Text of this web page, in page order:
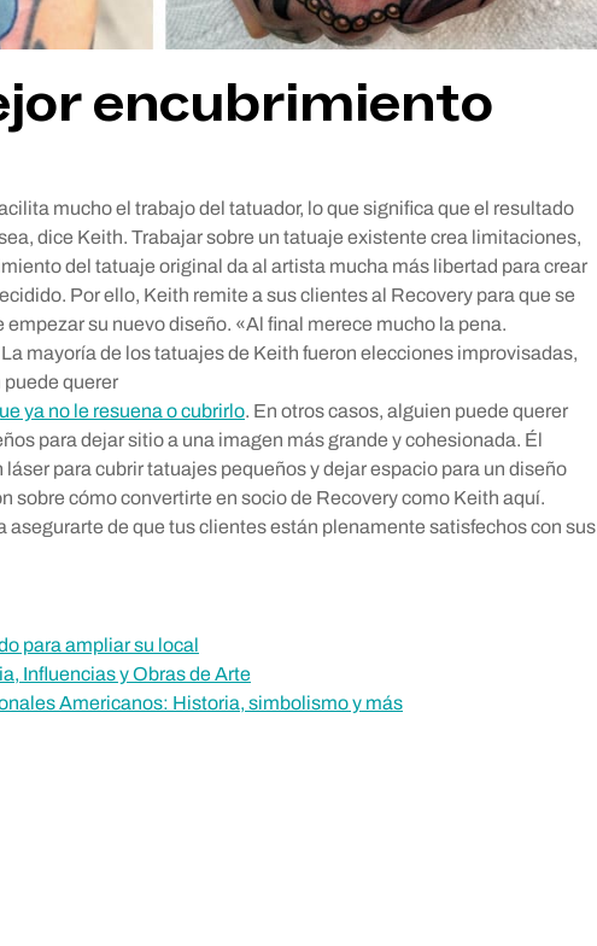
encubrimiento
mucho el trabajo del tatuador, lo que significa que el resultado
dice Keith. Trabajar sobre un tatuaje existente crea limitaciones,
del tatuaje original da al artista mucha más libertad para crear
Por ello, Keith remite a sus clientes al Recovery para que se
su nuevo diseño. «Al final merece mucho la pena.
mayoría de los tatuajes de Keith fueron elecciones improvisadas,
puede querer
ya no le resuena o cubrirlo. En otros casos, alguien puede querer
para dejar sitio a una imagen más grande y cohesionada. Él
para cubrir tatuajes pequeños y dejar espacio para un diseño
sobre cómo convertirte en socio de Recovery como Keith aquí.
asegurarte de que tus clientes están plenamente satisfechos con sus
para ampliar su local
Influencias y Obras de Arte
Americanos: Historia, simbolismo y más